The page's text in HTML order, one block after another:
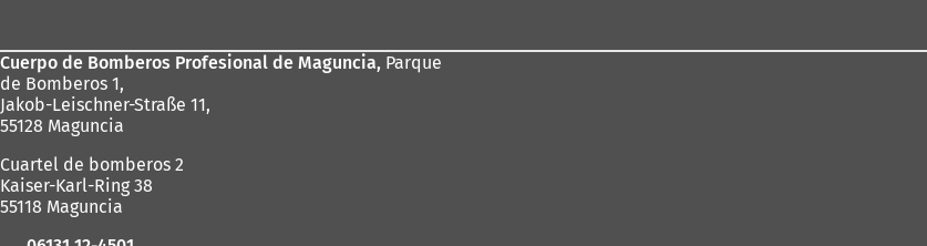
pies
Cuerpo de Bomberos Profesional de Maguncia, Parque
de Bomberos 1,
Jakob-Leischner-Straße 11,
55128 Maguncia
Cuartel de bomberos 2
Kaiser-Karl-Ring 38
55118 Maguncia